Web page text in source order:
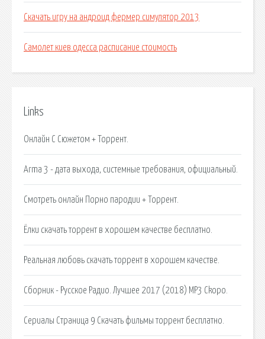
Скачать игру на андроид фермер симулятор 2013
Самолет киев одесса расписание стоимость
Links
Онлайн С Сюжетом + Торрент.
Arma 3 - дата выхода, системные требования, официальный.
Смотреть онлайн Порно пародии + Торрент.
Ёлки скачать торрент в хорошем качестве бесплатно.
Реальная любовь скачать торрент в хорошем качестве.
Сборник - Русское Радио. Лучшее 2017 (2018) MP3 Ckopo.
Сериалы Страница 9 Скачать фильмы торрент бесплатно.